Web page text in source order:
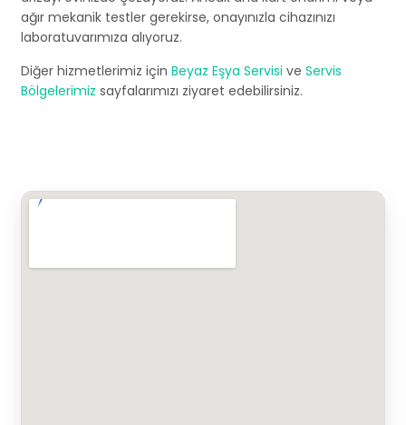
ağır mekanik testler gerekirse, onayınızla cihazınızı
laboratuvarımıza alıyoruz.
Diğer hizmetlerimiz için Beyaz Eşya Servisi ve Servis
Bölgelerimiz sayfalarımızı ziyaret edebilirsiniz.